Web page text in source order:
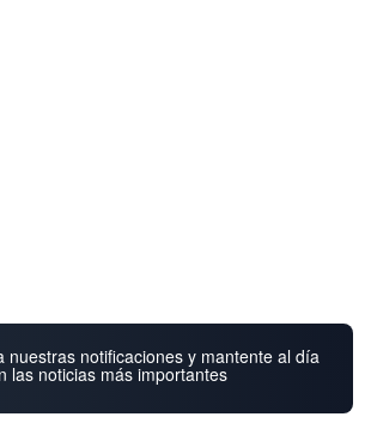
nuestras notificaciones y mantente al día
las noticias más importantes